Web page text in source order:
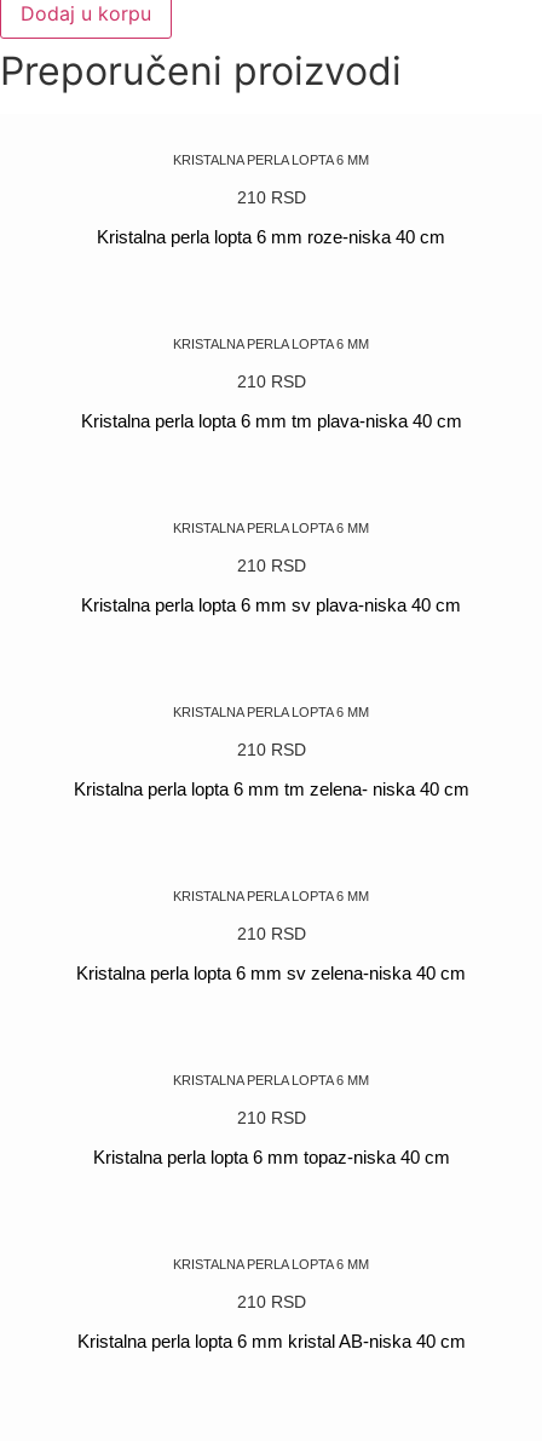
mm
topaz
količina
Dodaj u korpu
Preporučeni proizvodi
KRISTALNA PERLA LOPTA 6 MM
210 RSD
Kristalna perla lopta 6 mm roze-niska 40 cm
KRISTALNA PERLA LOPTA 6 MM
210 RSD
Kristalna perla lopta 6 mm tm plava-niska 40 cm
KRISTALNA PERLA LOPTA 6 MM
210 RSD
Kristalna perla lopta 6 mm sv plava-niska 40 cm
KRISTALNA PERLA LOPTA 6 MM
210 RSD
Kristalna perla lopta 6 mm tm zelena- niska 40 cm
KRISTALNA PERLA LOPTA 6 MM
210 RSD
Kristalna perla lopta 6 mm sv zelena-niska 40 cm
KRISTALNA PERLA LOPTA 6 MM
210 RSD
Kristalna perla lopta 6 mm topaz-niska 40 cm
KRISTALNA PERLA LOPTA 6 MM
210 RSD
Kristalna perla lopta 6 mm kristal AB-niska 40 cm